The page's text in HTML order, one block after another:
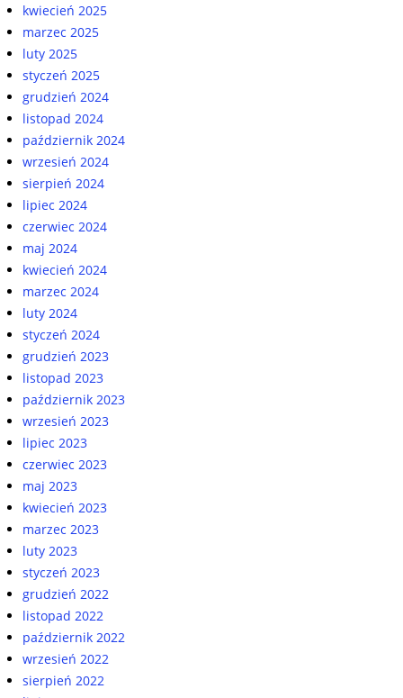
kwiecień 2025
marzec 2025
luty 2025
styczeń 2025
grudzień 2024
listopad 2024
październik 2024
wrzesień 2024
sierpień 2024
lipiec 2024
czerwiec 2024
maj 2024
kwiecień 2024
marzec 2024
luty 2024
styczeń 2024
grudzień 2023
listopad 2023
październik 2023
wrzesień 2023
lipiec 2023
czerwiec 2023
maj 2023
kwiecień 2023
marzec 2023
luty 2023
styczeń 2023
grudzień 2022
listopad 2022
październik 2022
wrzesień 2022
sierpień 2022